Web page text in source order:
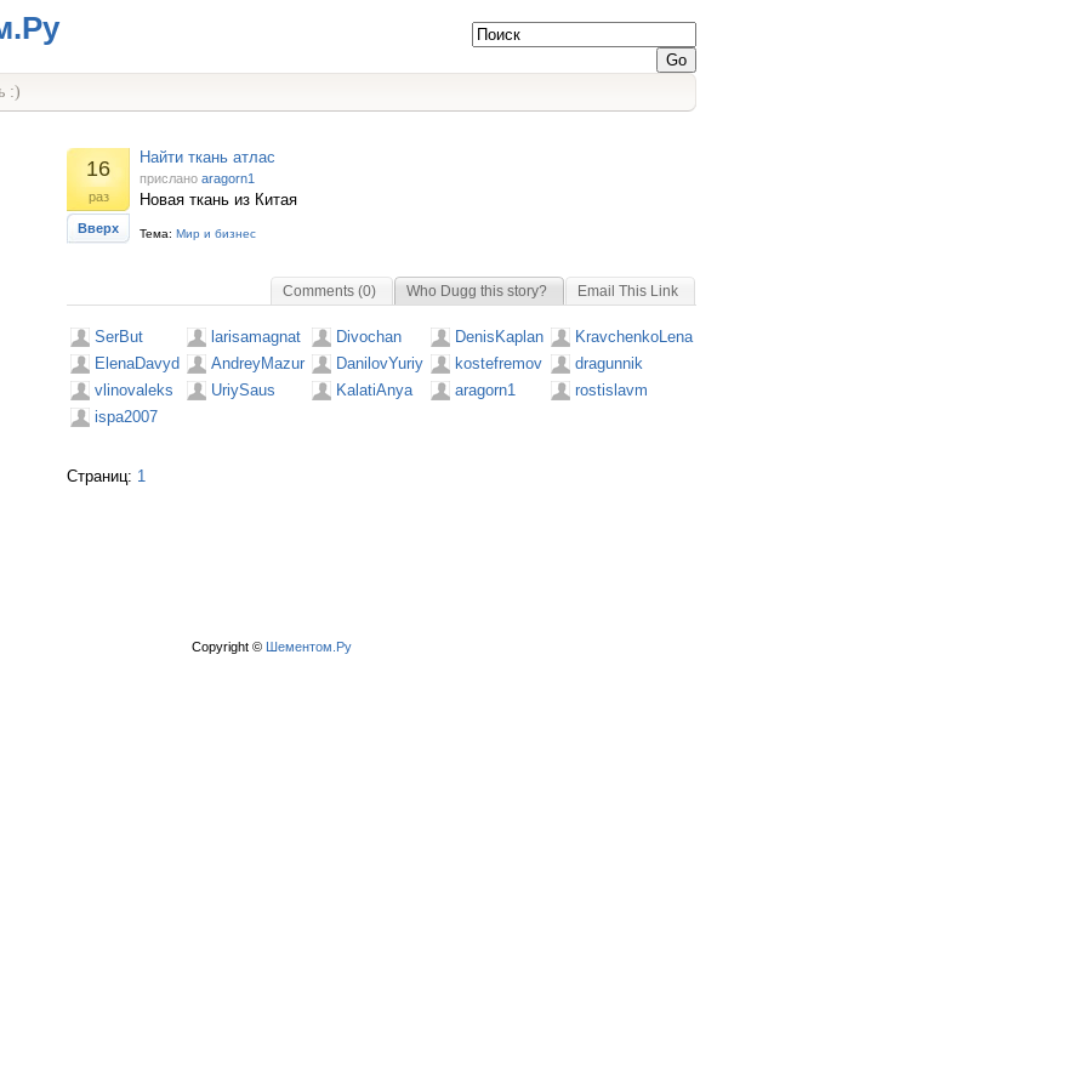
:)
16
раз
Вверх
Найти ткань атлас
прислано aragorn1
Новая ткань из Китая
Тема: Мир и бизнес
Comments (0) Who Dugg this story? Email This Link
SerBut larisamagnat Divochan DenisKaplan
KravchenkoLena
ElenaDavyd
AndreyMazur DanilovYuriy kostefremov
dragunnik
vlinovaleks
UriySaus KalatiAnya aragorn1
rostislavm
ispa2007
Страниц: 1
Copyright © Шементом.Ру